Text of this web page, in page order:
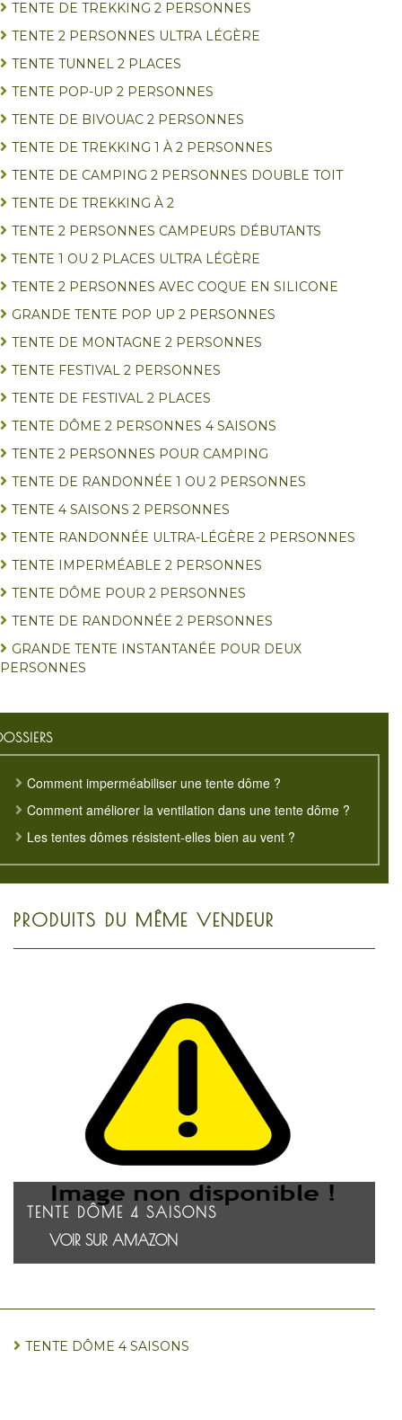
TENTE DE TREKKING 2 PERSONNES
TENTE 2 PERSONNES ULTRA LÉGÈRE
TENTE TUNNEL 2 PLACES
TENTE POP-UP 2 PERSONNES
TENTE DE BIVOUAC 2 PERSONNES
TENTE DE TREKKING 1 À 2 PERSONNES
TENTE DE CAMPING 2 PERSONNES DOUBLE TOIT
TENTE DE TREKKING À 2
TENTE 2 PERSONNES CAMPEURS DÉBUTANTS
TENTE 1 OU 2 PLACES ULTRA LÉGÈRE
TENTE 2 PERSONNES AVEC COQUE EN SILICONE
GRANDE TENTE POP UP 2 PERSONNES
TENTE DE MONTAGNE 2 PERSONNES
TENTE FESTIVAL 2 PERSONNES
TENTE DE FESTIVAL 2 PLACES
TENTE DÔME 2 PERSONNES 4 SAISONS
TENTE 2 PERSONNES POUR CAMPING
TENTE DE RANDONNÉE 1 OU 2 PERSONNES
TENTE 4 SAISONS 2 PERSONNES
TENTE RANDONNÉE ULTRA-LÉGÈRE 2 PERSONNES
TENTE IMPERMÉABLE 2 PERSONNES
TENTE DÔME POUR 2 PERSONNES
TENTE DE RANDONNÉE 2 PERSONNES
GRANDE TENTE INSTANTANÉE POUR DEUX
PERSONNES
Comment imperméabiliser une tente dôme ?
Comment améliorer la ventilation dans une tente dôme ?
Les tentes dômes résistent-elles bien au vent ?
PRODUITS DU MÊME VENDEUR
TENTE DÔME 4 SAISONS
VOIR SUR AMAZON
TENTE DÔME 4 SAISONS